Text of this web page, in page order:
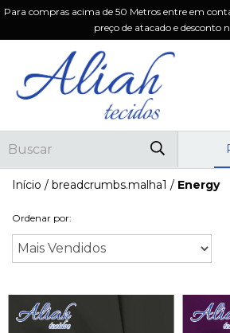
Para compras acima de 50 Metros entre em
preço de atacado e desconto
Início / breadcrumbs.malha1 / Energy
Ordenar por: